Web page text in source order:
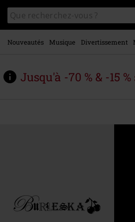
contenu
principal
Rechercher
sur
le
catalogue
Nouveautés Musique Divertissement
Jusqu'à -70 % & -15